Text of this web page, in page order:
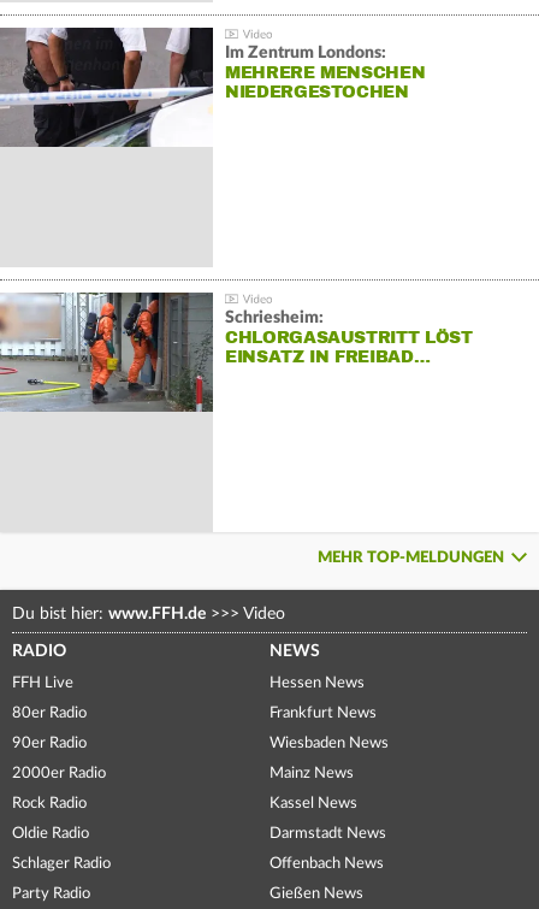
Im Zentrum Londons:
MEHRERE MENSCHEN
NIEDERGESTOCHEN
Schriesheim:
CHLORGASAUSTRITT LÖST
EINSATZ IN FREIBAD…
MEHR TOP-MELDUNGEN
Du bist hier: www.FFH.de >>> Video
RADIO
FFH Live
80er Radio
90er Radio
2000er Radio
Rock Radio
Oldie Radio
Schlager Radio
Party Radio
NEWS
Hessen News
Frankfurt News
Wiesbaden News
Mainz News
Kassel News
Darmstadt News
Offenbach News
Gießen News